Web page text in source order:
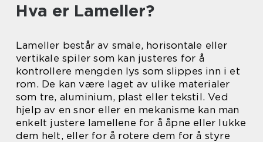
Hva er Lameller?
Lameller består av smale, horisontale eller
vertikale spiler som kan justeres for å
kontrollere mengden lys som slippes inn i et
rom. De kan være laget av ulike materialer
som tre, aluminium, plast eller tekstil. Ved
hjelp av en snor eller en mekanisme kan man
enkelt justere lamellene for å åpne eller lukke
dem helt, eller for å rotere dem for å styre